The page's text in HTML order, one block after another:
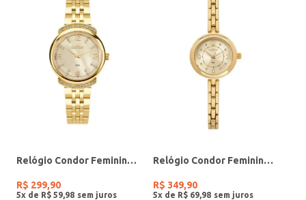
Relógio Condor Feminino DOURADO
R$ 299,90
5x de R$ 59 98
Relógio Condor Feminino DOURADO
R$ 349,90
5x de R$ 69 98